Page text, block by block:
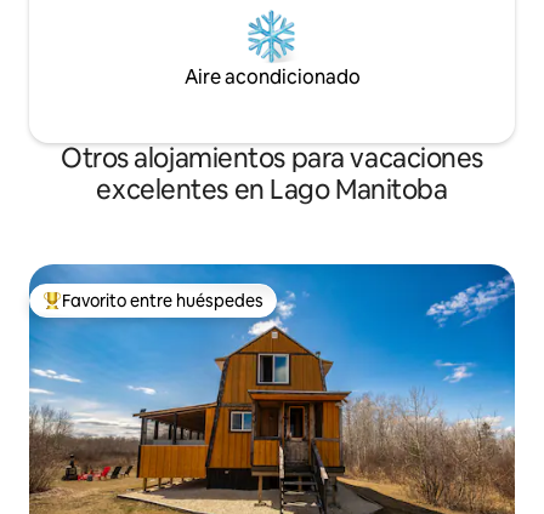
Aire acondicionado
Otros alojamientos para vacaciones
excelentes en Lago Manitoba
Favorito entre los huéspedes más destacados
Favorito entre huéspedes